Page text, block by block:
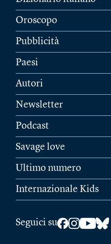
Oroscopo
Pubblicità
Paesi
Autori
Newsletter
Podcast
Savage love
Ultimo numero
Internazionale Kids
Seguici su